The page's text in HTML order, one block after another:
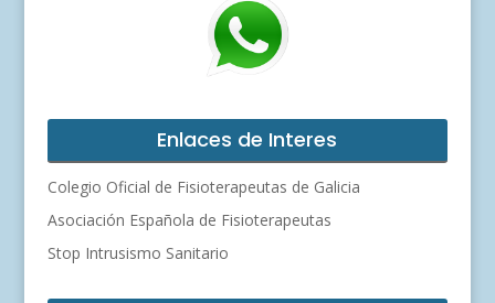
Enlaces de Interes
Colegio Oficial de Fisioterapeutas de Galicia
Asociación Española de Fisioterapeutas
Stop Intrusismo Sanitario